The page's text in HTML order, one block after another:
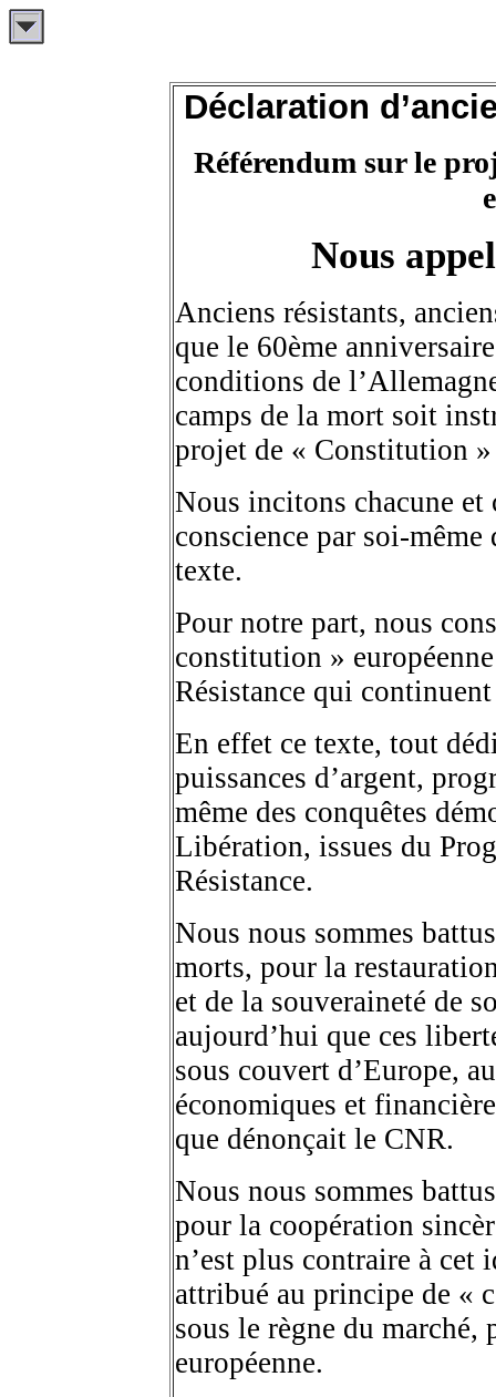
Déclaration
Référendum sur le
Nous
Anciens résistants,
que le 60ème
conditions de
camps de la mort soit
projet de « Constitution »
Nous incitons chacune et
conscience par soi-même
texte.
Pour notre part, nous
constitution »
Résistance qui
En effet ce texte, tout
puissances d’argent,
même des conquêtes
Libération, issues du
Résistance.
Nous nous sommes
morts, pour la
et de la souveraineté de
aujourd’hui que ces
sous couvert d’Europe,
économiques et
que dénonçait le CNR.
Nous nous sommes
pour la coopération
n’est plus contraire à cet
attribué au principe de «
sous le règne du
européenne.